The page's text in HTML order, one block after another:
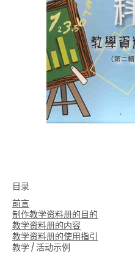
目录
前言
制作教学资料册的目的
教学资料册的内容
教学资料册的使用指引
教学/活动示例